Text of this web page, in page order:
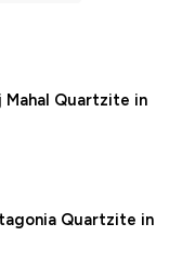
Mahal Quartzite in
Quartzite in